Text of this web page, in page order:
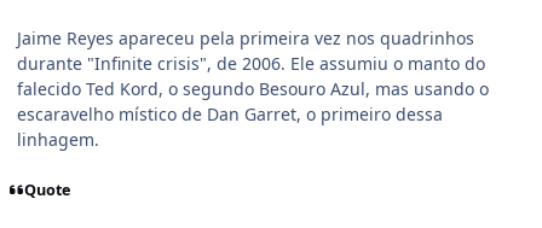
Jaime Reyes apareceu pela primeira vez nos quadrinhos
durante "Infinite crisis", de 2006. Ele assumiu o manto do
falecido Ted Kord, o segundo Besouro Azul, mas usando o
escaravelho místico de Dan Garret, o primeiro dessa
linhagem.
Quote